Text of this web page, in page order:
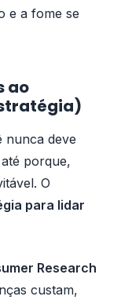
e a fome se
ao
nunca deve
porque,
O
para lidar
Research
custam,